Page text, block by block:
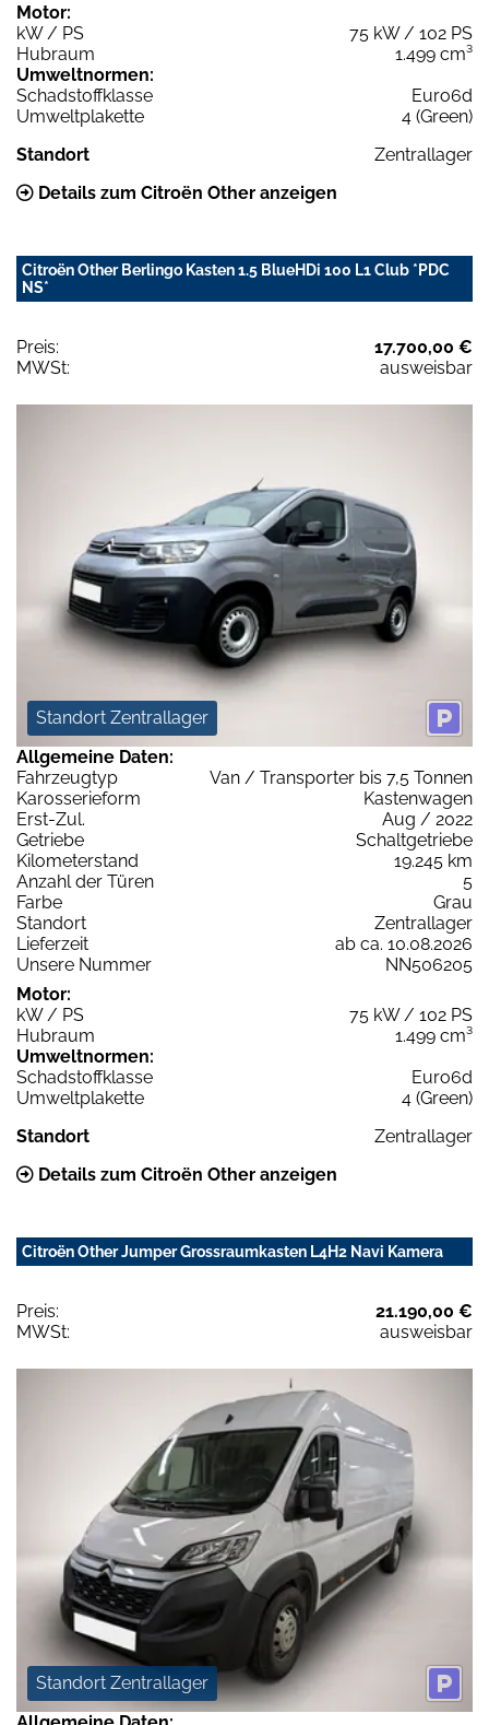
Motor:
kW / PS
75 kW / 102 PS
Hubraum
1.499 cm³
Umweltnormen:
Schadstoffklasse
Euro6d
Umweltplakette
4 (Green)
Standort
Zentrallager
Details zum Citroën Other anzeigen
Citroën Other Berlingo Kasten 1.5 BlueHDi 100 L1 Club *PDC
NS*
Preis:
17.700,00 €
MWSt:
ausweisbar
Standort Zentrallager
Allgemeine Daten:
Fahrzeugtyp
Van / Transporter bis 7,5 Tonnen
Karosserieform
Kastenwagen
Erst-Zul.
Aug / 2022
Getriebe
Schaltgetriebe
Kilometerstand
19.245 km
Anzahl der Türen
5
Farbe
Grau
Standort
Zentrallager
Lieferzeit
ab ca. 10.08.2026
Unsere Nummer
NN506205
Motor:
kW / PS
75 kW / 102 PS
Hubraum
1.499 cm³
Umweltnormen:
Schadstoffklasse
Euro6d
Umweltplakette
4 (Green)
Standort
Zentrallager
Details zum Citroën Other anzeigen
Citroën Other Jumper Grossraumkasten L4H2 Navi Kamera
Preis:
21.190,00 €
MWSt:
ausweisbar
Standort Zentrallager